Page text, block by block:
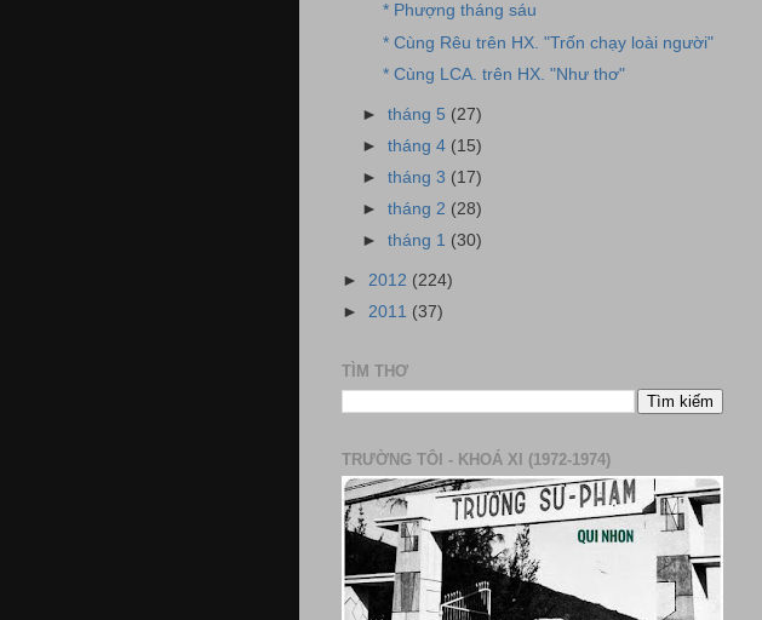
* Phượng tháng sáu
* Cùng Rêu trên HX. "Trốn chạy loài người"
* Cùng LCA. trên HX. "Như thơ"
►tháng 5 (27)
►tháng 4 (15)
►tháng 3 (17)
►tháng 2 (28)
►tháng 1 (30)
► 2012 (224)
► 2011 (37)
TÌM THƠ
TRƯỜNG TÔI - KHOÁ XI (1972-1974)